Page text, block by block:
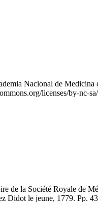
Nacional de Medicina
licenses/by-nc-
de la Société Royale de
Didot le jeune, 1779. Pp.